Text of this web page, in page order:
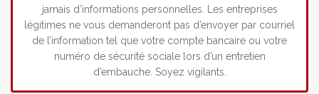
jamais d’informations personnelles. Les entreprises
légitimes ne vous demanderont pas d’envoyer par courriel
de l’information tel que votre compte bancaire ou votre
numéro de sécurité sociale lors d’un entretien
d’embauche. Soyez vigilants.